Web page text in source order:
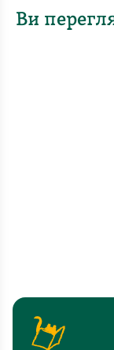
Ви